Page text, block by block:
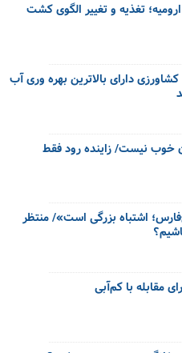
تغذیه و تغییر الگوی کشت
دارای بالاترین بهره وری آب
خوب نیست/ زاینده رود فقط
اشتباه بزرگی است»/ منتظر
مقابله با کم‌آبی